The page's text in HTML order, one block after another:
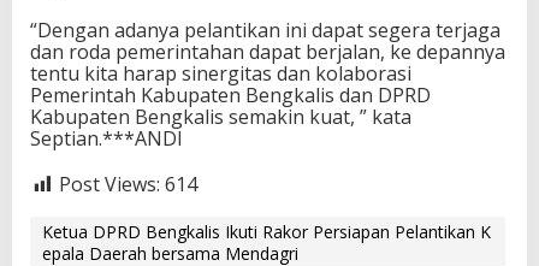
“Dengan adanya pelantikan ini dapat segera terjaga
dan roda pemerintahan dapat berjalan, ke depannya
tentu kita harap sinergitas dan kolaborasi
Pemerintah Kabupaten Bengkalis dan DPRD
Kabupaten Bengkalis semakin kuat, ” kata
Septian.***ANDI
Post Views: 614
Ketua DPRD Bengkalis Ikuti Rakor Persiapan Pelantikan K
epala Daerah bersama Mendagri